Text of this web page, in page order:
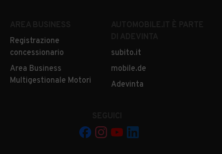
Registrazione
concessionario
Area Business
Multigestionale Motori
subito.it
mobile.de
Adevinta